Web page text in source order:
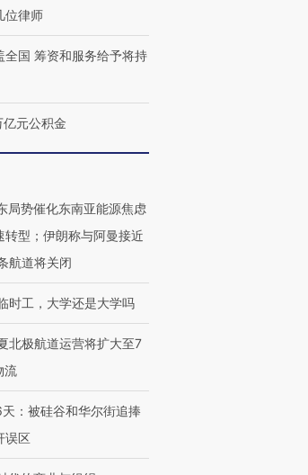
育部长拱下台
别呈现】寻找100种
思的生活方式·第三对
【商旅对话】华住集团
CFO：不靠规模取胜，华
住三大增长引擎是什么？
位律师
全国 筹资和服务给予将持
亿元公积金
局势催化东南亚能源焦虑
转型；伊朗称与阿曼接近
航道将关闭
时工，大学还是大学吗
北极航道运营将扩大至7
流
：被硅谷和华尔街追捧
误区